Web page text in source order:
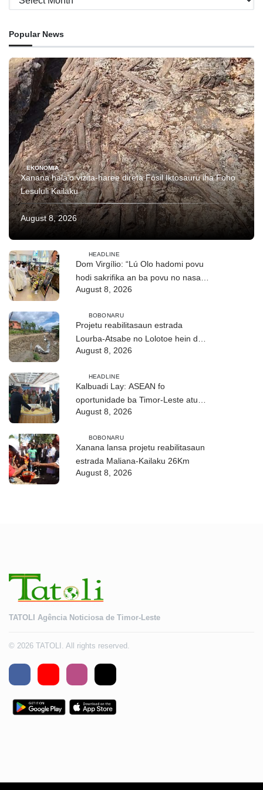
Popular News
EKONOMIA
Xanana hala’o vizita-haree direta Fósil Iktosauru iha Foho
Lesululi Kailaku
August 8, 2026
HEADLINE
Dom Virgílio: “Lú Olo hadomi povu
hodi sakrifika an ba povu no nasaun
ho fuan”
August 8, 2026
BOBONARU
Projetu reabilitasaun estrada
Lourba-Atsabe no Lolotoe hein de’it
vistu tribunál
August 8, 2026
HEADLINE
Kalbuadi Lay: ASEAN fo
oportunidade ba Timor-Leste atu
aselera transformasaun ekonómika
August 8, 2026
BOBONARU
Xanana lansa projetu reabilitasaun
estrada Maliana-Kailaku 26Km
August 8, 2026
TATOLI Agência Noticiosa de Timor-Leste
© 2026 TATOLI. All rights reserved.